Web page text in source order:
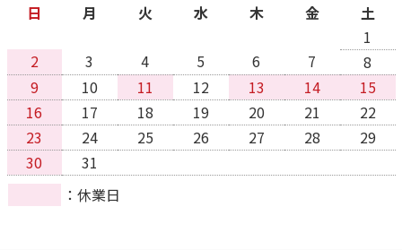
日
月 火 水 木 金
土
1
2
3 4 5 6 7
8
9
10 11 12 13 14
15
16
17 18 19 20 21
22
23
24 25 26 27 28
29
30
31
休業日